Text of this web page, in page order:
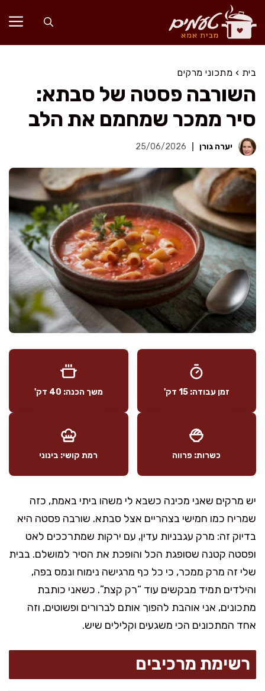
לדלג
לתוכן
בית › מתכוני מרקים
השורבה פסטה של סבתא:
סיר ממכר שמחמם את הלב
יערה גורן 25/06/2026
זמן עבודה: 15 דק' משך הכנה: 40 דק'
כשרות: פרווה רמת קושי: בינוני
יש מרקים שאני מכינה כשבא לי משהו ביתי באמת, כזה
שמריח כמו חמישי בצהריים אצל סבתא. שורבה פסטה היא
בדיוק זה: מרק עגבניות עדין, עם ירקות שמתרככים לאט
ופסטה קטנה שסופגת הכל והופכת את הסיר למושלם. בבית
שלי זה מרק ממכר, כי כל כף מרגישה נימוח ונמס בפה,
והילדים תמיד מבקשים עוד “רק קצת”. כשאני כותבת
מתכונים, אני אוהבת להפוך אותם לברורים ופשוטים, וזה
אחד המתכונים הכי משגעים וקלילים שיש.
רשימת מרכיבים